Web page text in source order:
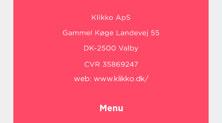
web: www.klikko.dk/
Menu